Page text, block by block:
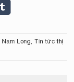
Long Tin tức thị